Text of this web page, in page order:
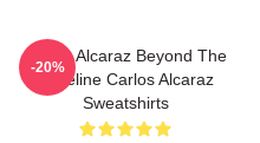
Carlos Alcaraz Beyond The
Baseline Carlos Alcaraz
Sweatshirts
-20%